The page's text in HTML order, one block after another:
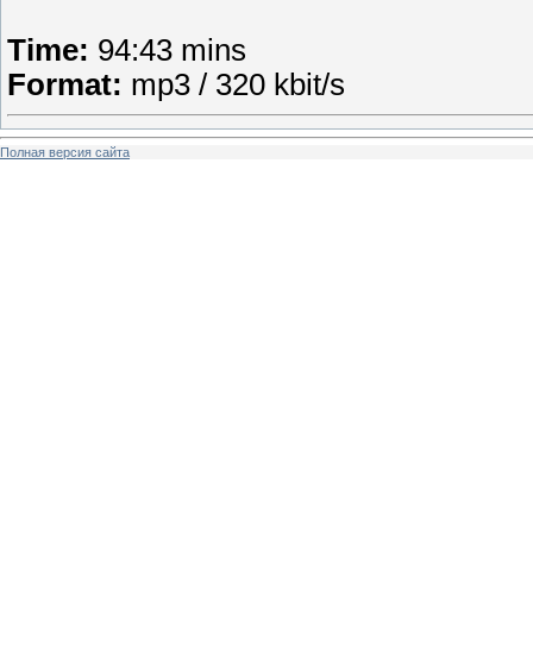
Time: 94:43 mins
Format: mp3 / 320 kbit/s
Полная версия сайта